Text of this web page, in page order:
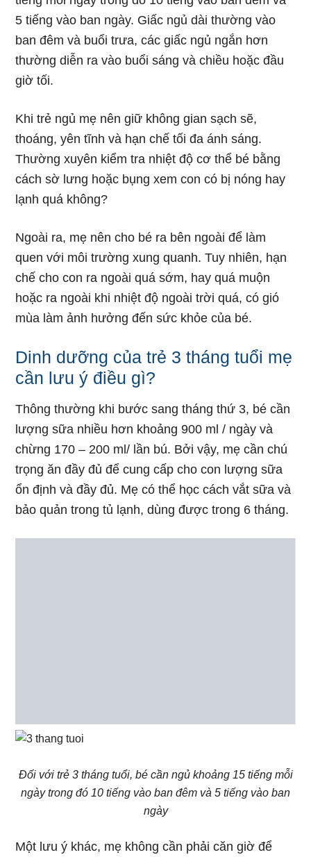
cách sờ lưng hoặc bụng xem con có bị nóng hay
lạnh quá không?
Ngoài ra, mẹ nên cho bé ra bên ngoài để làm
quen với môi trường xung quanh. Tuy nhiên, hạn
hoặc ra ngoài khi nhiệt độ ngoài trời quá, có gió
mùa làm ảnh hưởng đến sức khỏe của bé.
Dinh dưỡng của trẻ 3 tháng tuổi mẹ
cần lưu ý điều gì?
Thông thường khi bước sang tháng thứ 3, bé cần
lượng sữa nhiều hơn khoảng 900 ml / ngày và
chừng 170 – 200 ml/ lần bú. Bởi vậy, mẹ cần chú
trọng ăn đầy đủ để cung cấp cho con lượng sữa
ổn định và đầy đủ. Mẹ có thể học cách vắt sữa và
Đối với trẻ 3 tháng tuổi, bé cần ngủ khoảng 15 tiếng mỗi
ngày trong đó 10 tiếng vào ban đêm và 5 tiếng vào ban
ngày
Một lưu ý khác, mẹ không cần phải căn giờ để
cho con bú mà nên cho con bú theo nhu cầu. Điều
hiện đói thì nên cho bú ngay.
nắm bắt được những nhu cầu của con hơn cũng
bản thân. Các mẹ cũng cần nhớ rằng đừng quá
bỏ bê chồng bạn và chỉ tập trung vào em bé nhé.
Xem thêm: Chăm sóc trẻ sơ sinh 2 tháng tuổi